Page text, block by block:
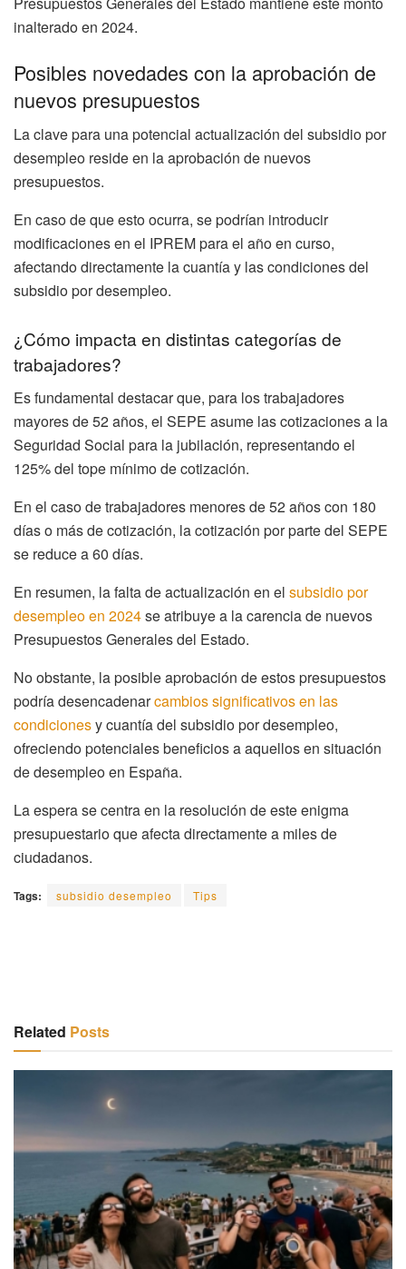
inalterado en 2024.
Posibles novedades con la aprobación de
nuevos presupuestos
La clave para una potencial actualización del subsidio por
desempleo reside en la aprobación de nuevos
presupuestos.
En caso de que esto ocurra, se podrían introducir
modificaciones en el IPREM para el año en curso,
afectando directamente la cuantía y las condiciones del
subsidio por desempleo.
¿Cómo impacta en distintas categorías de
trabajadores?
Es fundamental destacar que, para los trabajadores
mayores de 52 años, el SEPE asume las cotizaciones a la
Seguridad Social para la jubilación, representando el
125% del tope mínimo de cotización.
En el caso de trabajadores menores de 52 años con 180
días o más de cotización, la cotización por parte del SEPE
se reduce a 60 días.
En resumen, la falta de actualización en el subsidio por
desempleo en 2024se atribuye a la carencia de nuevos
Presupuestos Generales del Estado.
No obstante, la posible aprobación de estos presupuestos
podría desencadenarcambios significativos en las
condicionesy cuantía del subsidio por desempleo,
ofreciendo potenciales beneficios a aquellos en situación
de desempleo en España.
La espera se centra en la resolución de este enigma
presupuestario que afecta directamente a miles de
ciudadanos.
Tags: subsidio desempleo Tips
Related Posts